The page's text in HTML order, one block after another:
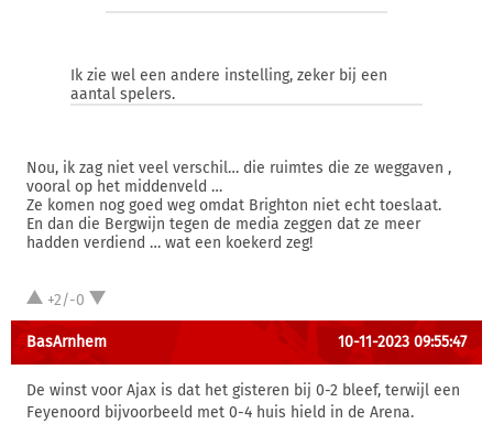
Ik zie wel een andere instelling, zeker bij een
aantal spelers.
Nou, ik zag niet veel verschil… die ruimtes die ze weggaven ,
vooral op het middenveld …
Ze komen nog goed weg omdat Brighton niet echt toeslaat.
En dan die Bergwijn tegen de media zeggen dat ze meer
hadden verdiend … wat een koekerd zeg!
+2/-0
BasArnhem 10-11-2023 09:55:47
De winst voor Ajax is dat het gisteren bij 0-2 bleef, terwijl een
Feyenoord bijvoorbeeld met 0-4 huis hield in de Arena.